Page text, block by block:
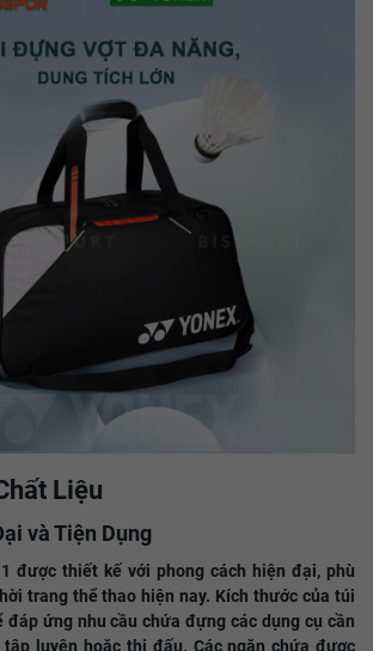
Liệu
và Tiện Dụng
được thiết kế với phong cách hiện đại, phù
trang thể thao hiện nay. Kích thước của túi
ứng nhu cầu chứa đựng các dụng cụ cần
luyện hoặc thi đấu. Các ngăn chứa được